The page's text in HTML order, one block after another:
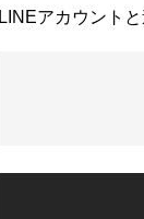
LINEアカウント